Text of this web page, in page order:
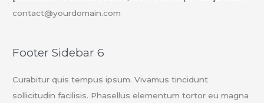
contact@yourdomain.com
Footer Sidebar 6
Curabitur quis tempus ipsum. Vivamus tincidunt
sollicitudin facilisis. Phasellus elementum tortor eu magna